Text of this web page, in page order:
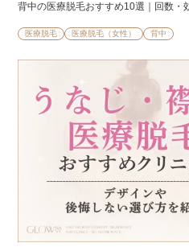
背中の医療脱毛おすすめ10選｜回数・
医療脱毛 医療脱毛（女性） 背中